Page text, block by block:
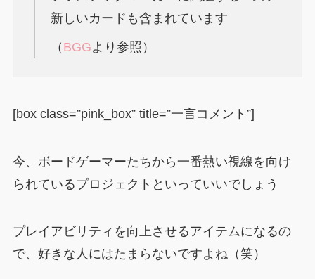
新しいカードも含まれています
（ BGGより参照）
[box class=”pink_box” title=”一言コメント”]
今、ボードゲーマーたちから一番熱い視線を向け
られているプロジェクトといっていいでしょう
プレイアビリティを向上させるアイテムになるの
で、好きな人にはたまらないですよね（笑）